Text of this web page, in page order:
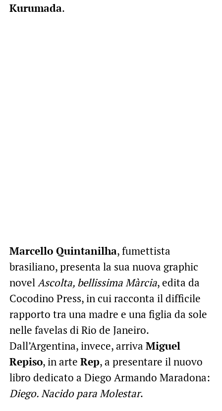
Kurumada.
Marcello Quintanilha, fumettista
brasiliano, presenta la sua nuova graphic
novel Ascolta, bellissima Màrcia, edita da
Cocodino Press, in cui racconta il difficile
rapporto tra una madre e una figlia da sole
nelle favelas di Rio de Janeiro.
Dall’Argentina, invece, arriva Miguel
Repiso, in arte Rep, a presentare il nuovo
libro dedicato a Diego Armando Maradona:
Diego. Nacido para Molestar.